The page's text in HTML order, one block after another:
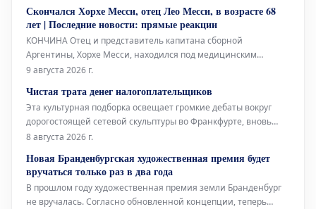
забил победный гол в финале Чемпионата мира, и сообщил
об этом главному тренеру Ханси Флику
Скончался Хорхе Месси, отец Лео Месси, в возрасте 68
лет | Последние новости: прямые реакции
КОНЧИНА Отец и представитель капитана сборной
Аргентины, Хорхе Месси, находился под медицинским
наблюдением в течение нескольких месяцев из-за своего
кончине в возрасте 68 лет, что потрясло весь футбольный
мир.
9 августа 2026 г.
Чистая трата денег налогоплательщиков
Эта культурная подборка освещает громкие дебаты вокруг
дорогостоящей сетевой скульптуры во Франкфурте, вновь
открывшуюся Галерею Аполлона в Лувре, культовое
Берлинского Фольксбюне, превращенного во временный
открытый бассейн. Дебаты во
8 августа 2026 г.
Новая Бранденбургская художественная премия будет
вручаться только раз в два года
В прошлом году художественная премия земли Бранденбург
не вручалась. Согласно обновленной концепции, теперь